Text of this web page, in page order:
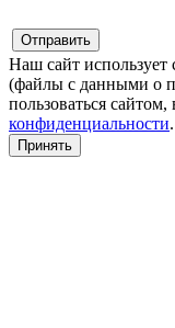
Наш сайт использует
(файлы с данными о
пользоваться сайтом,
конфиденциальности.
Принять